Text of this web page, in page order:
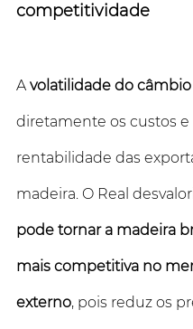
competitividade
A volatilidade do câmbio
diretamente os custos e
rentabilidade das
madeira. O Real
pode tornar a madeira
mais competitiva no
externo, pois reduz os